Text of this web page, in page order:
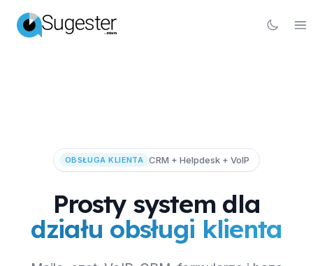
OBSŁUGA KLIENTA CRM + Helpdesk + VoIP
Prosty system dla
działu obsługi klienta